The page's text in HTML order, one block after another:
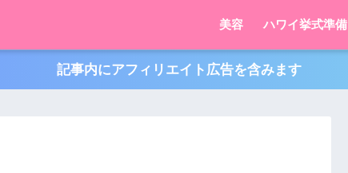
美容 ハワイ挙式準備
記事内にアフィリエイト広告を含みます